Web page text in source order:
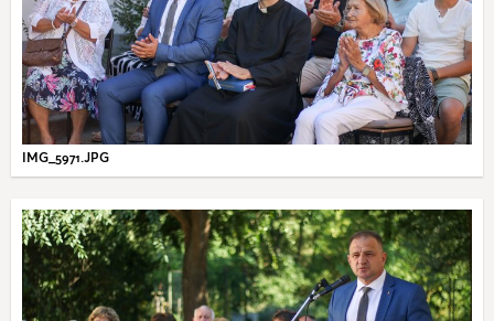
IMG_5971.JPG